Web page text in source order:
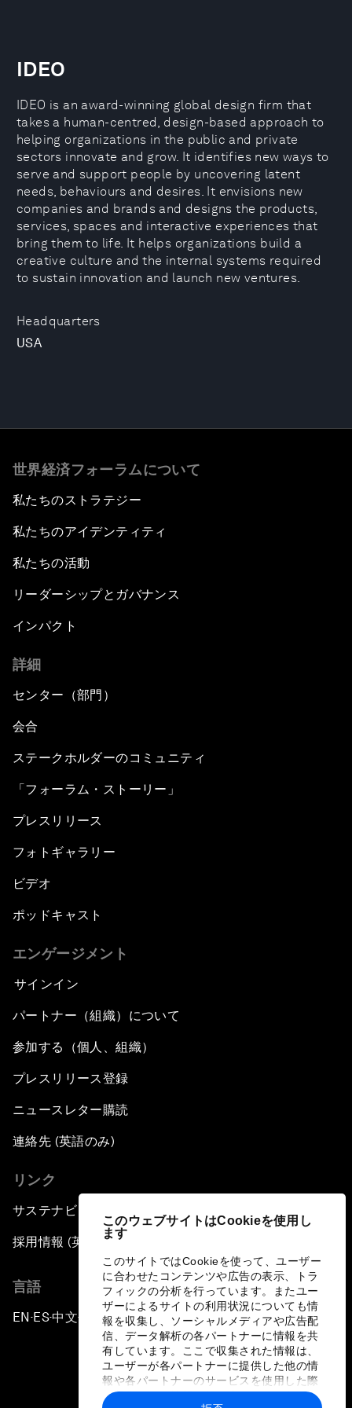
このウェブサイトはCookieを使用し
ます
このサイトではCookieを使って、ユーザー
に合わせたコンテンツや広告の表示、トラ
フィックの分析を行っています。またユー
ザーによるサイトの利用状況についても情
報を収集し、ソーシャルメディアや広告配
信、データ解析の各パートナーに情報を共
有しています。ここで収集された情報は、
ユーザーが各パートナーに提供した他の情
報や各パートナーのサービスを使用した際
に収集された情報と組み合わされ、各パー
Headquarters
USA
IDEO
IDEO is an award-winning global design firm that
takes a human-centred, design-based approach to
helping organizations in the public and private
sectors innovate and grow. It identifies new ways to
serve and support people by uncovering latent
needs, behaviours and desires. It envisions new
companies and brands and designs the products,
services, spaces and interactive experiences that
bring them to life. It helps organizations build a
creative culture and the internal systems required
to sustain innovation and launch new ventures.
世界経済フォーラムについて
私たちのストラテジー
私たちのアイデンティティ
私たちの活動
リーダーシップとガバナンス
インパクト
詳細
センター（部門）
会合
ステークホルダーのコミュニティ
「フォーラム・ストーリー」
プレスリリース
フォトギャラリー
ビデオ
ポッドキャスト
エンゲージメント
サインイン
パートナー（組織）について
参加する（個人、組織）
プレスリリース登録
ニュースレター購読
連絡先 (英語のみ)
リンク
サステナビリティへの取り組み
採用情報 (英語のみ)
言語
EN ▪ES▪中文▪ 日本語